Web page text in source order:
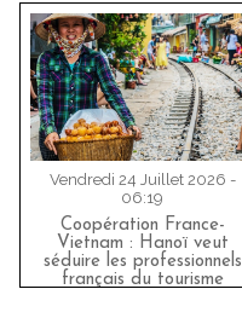
Vendredi 24 Juillet 2026 -
06:19
Coopération France-
Vietnam : Hanoï veut
séduire les professionnels
français du tourisme